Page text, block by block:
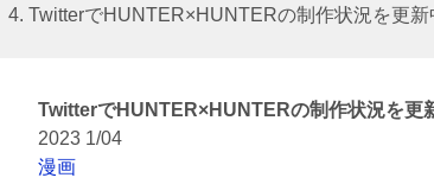
TwitterでHUNTER×HUNTERの制作状況を更
TwitterでHUNTER×HUNTERの制作状況を更
2023 1/04
漫画